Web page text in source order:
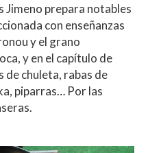
Jimeno prepara notables
con enseñanzas
y el grano
y en el capítulo de
chuleta, rabas de
piparras… Por las